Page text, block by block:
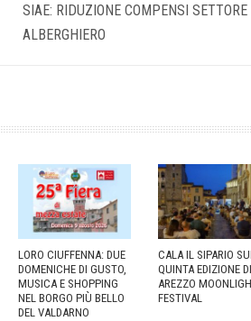
SIAE: RIDUZIONE COMPENSI SETTORE
ALBERGHIERO
LORO CIUFFENNA: DUE
DOMENICHE DI GUSTO,
MUSICA E SHOPPING
NEL BORGO PIÙ BELLO
DEL VALDARNO
CALA IL SIPARIO
QUINTA EDIZIONE DI
AREZZO
FESTIVAL